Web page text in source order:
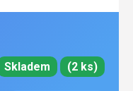
Skladem (2 ks)